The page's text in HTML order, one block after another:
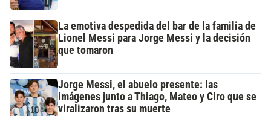
La emotiva despedida del bar de la familia de
Lionel Messi para Jorge Messi y la decisión
que tomaron
Jorge Messi, el abuelo presente: las
imágenes junto a Thiago, Mateo y Ciro que se
viralizaron tras su muerte